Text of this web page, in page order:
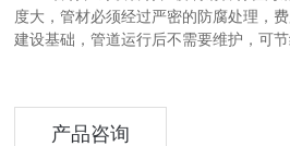
度大，管材必须经过严密的防腐处理，
建设基础，管道运行后不需要维护，可节
产品咨询